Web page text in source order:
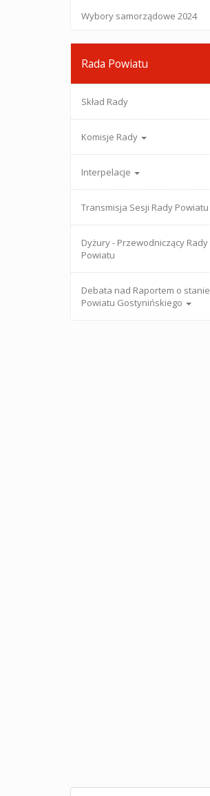
Wybory samorządowe 2024
Rada Powiatu
Skład Rady
Komisje Rady
Interpelacje
Transmisja Sesji Rady Powiatu
Dyżury - Przewodniczący Rady
Powiatu
Debata nad Raportem o stanie
Powiatu Gostynińskiego